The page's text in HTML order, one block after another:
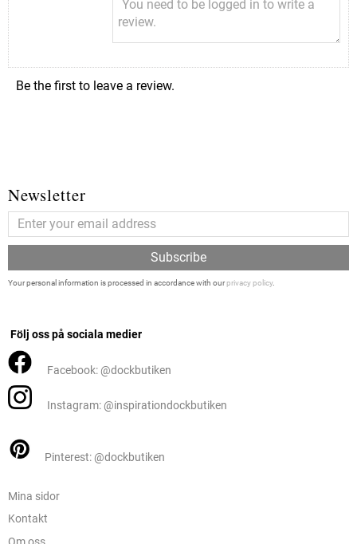
Be the first to leave a review.
Newsletter
Subscribe
Your personal information is processed in accordance with ourprivacy policy.
Följ oss på sociala medier
Facebook: @dockbutiken
Instagram: @inspirationdockbutiken
Pinterest: @dockbutiken
Mina sidor
Kontakt